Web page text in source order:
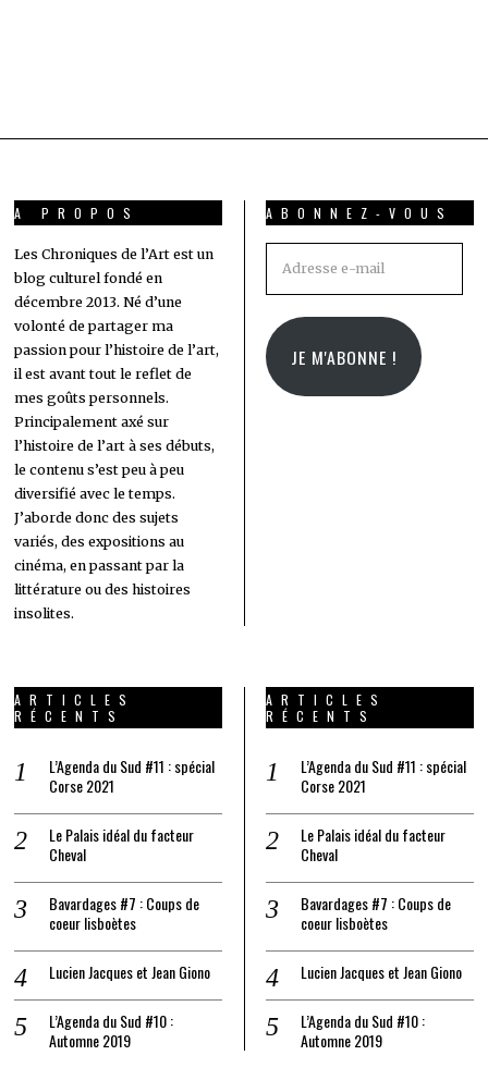
A PROPOS
Les Chroniques de l’Art est un
blog culturel fondé en
décembre 2013. Né d’une
volonté de partager ma
passion pour l’histoire de l’art,
il est avant tout le reflet de
mes goûts personnels.
Principalement axé sur
l’histoire de l’art à ses débuts,
le contenu s’est peu à peu
diversifié avec le temps.
J’aborde donc des sujets
variés, des expositions au
cinéma, en passant par la
littérature ou des histoires
insolites.
ABONNEZ-VOUS
JE M'ABONNE !
ARTICLES
RÉCENTS
L’Agenda du Sud #11 : spécial
Corse 2021
Le Palais idéal du facteur
Cheval
Bavardages #7 : Coups de
coeur lisboètes
Lucien Jacques et Jean Giono
L’Agenda du Sud #10 :
Automne 2019
ARTICLES
RÉCENTS
L’Agenda du Sud #11 : spécial
Corse 2021
Le Palais idéal du facteur
Cheval
Bavardages #7 : Coups de
coeur lisboètes
Lucien Jacques et Jean Giono
L’Agenda du Sud #10 :
Automne 2019